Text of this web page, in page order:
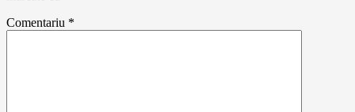
Comentariu *